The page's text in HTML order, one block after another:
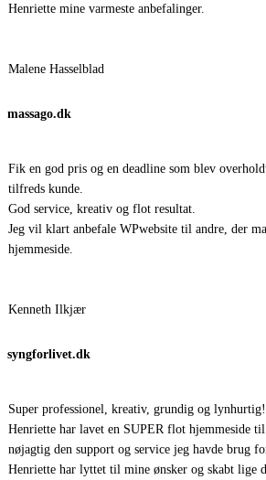
Henriette mine varmeste anbefalinger.
Malene Hasselblad
massago.dk
Fik en god pris og en deadline som blev
tilfreds kunde.
God service, kreativ og flot resultat.
Jeg vil klart anbefale WPwebsite til andre, der
hjemmeside.
Kenneth Ilkjær
syngforlivet.dk
Super professionel, kreativ, grundig og lynhurtig!
Henriette har lavet en SUPER flot hjemmeside
nøjagtig den support og service jeg havde brug
Henriette har lyttet til mine ønsker og skabt lige